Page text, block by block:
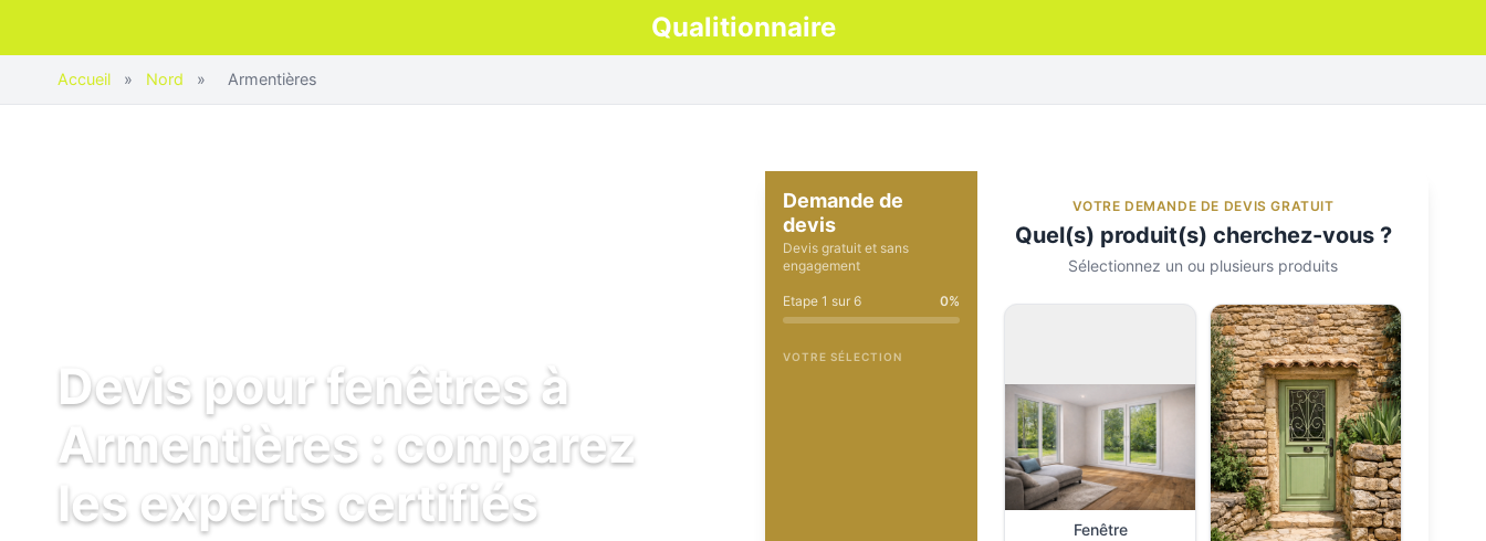
Qualitionnaire
Accueil » Nord » Armentières
Devis pour fenêtres à
Armentières : comparez
les experts certifiés
Demande de
devis
Devis gratuit et sans
engagement
Etape 1 sur 6 0%
VOTRE SÉLECTION
VOTRE DEMANDE DE DEVIS GRATUIT
Quel(s) produit(s) cherchez-vous ?
Sélectionnez un ou plusieurs produits
Fenêtre